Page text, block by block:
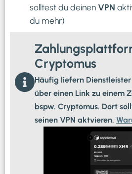
solltest du deinen VPN
du mehr)
Cryptomus
Häufig liefern
über einen Link zu einem
bspw. Cryptomus. Dort
seinen VPN aktvieren.